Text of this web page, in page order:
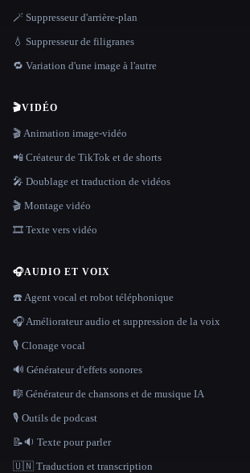
🪄 Suppresseur d'arrière-plan
💧 Suppresseur de filigranes
🔁 Variation d'une image à l'autre
🎬VIDÉO
🎬 Animation image-vidéo
📲 Créateur de TikTok et de shorts
🎤 Doublage et traduction de vidéos
🎬 Montage vidéo
🎞️ Texte vers vidéo
🎧AUDIO ET VOIX
☎️ Agent vocal et robot téléphonique
🎧 Améliorateur audio et suppression de la voix
🎙️ Clonage vocal
🔊 Générateur d'effets sonores
🎼 Générateur de chansons et de musique IA
🎙️ Outils de podcast
📝🔉 Texte pour parler
🇺🇳 Traduction et transcription